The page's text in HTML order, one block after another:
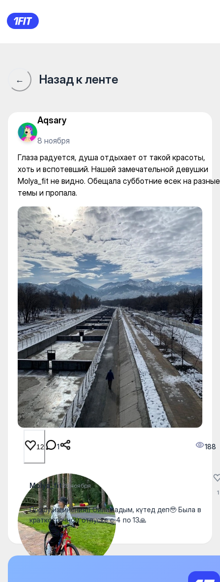
Глаза радуется, душа
← Назад к ленте
Aqsary
8 ноября
Глаза радуется, душа отдыхает от такой красоты,
хоть и вспотевший. Нашей замечательной девушки
Molya_fit не видно. Обещала субботние өсек на разные
темы и пропала.
12 1 188
Molya_fit28 ноября
Прошу извинения)) Ойламадым, күтед деп🥹 Была в
краткосрочном отпуске с 4 по 13🙏
1